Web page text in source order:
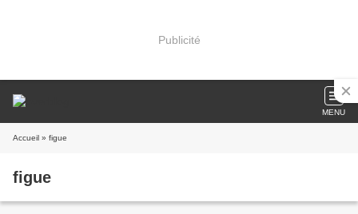
Publicité
MENU
Accueil » figue
figue